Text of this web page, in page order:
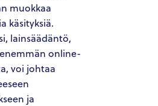
muokkaa
käsityksiä.
lainsäädäntö,
online-
voi johtaa
ja